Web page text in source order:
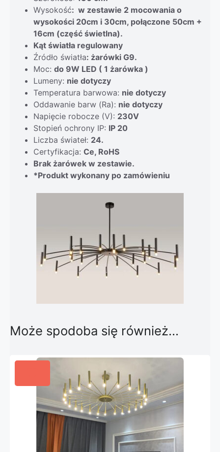
Wysokość: w zestawie 2 mocowania o
wysokości 20cm i 30cm, połączone 50cm +
16cm (część świetlna).
Kąt światła regulowany
Źródło światła: żarówki G9.
Moc: do 9W LED ( 1 żarówka )
Lumeny: nie dotyczy
Temperatura barwowa: nie dotyczy
Oddawanie barw (Ra): nie dotyczy
Napięcie robocze (V): 230V
Stopień ochrony IP: IP 20
Liczba świateł: 24.
Certyfikacja: Ce, RoHS
Brak żarówek w zestawie.
*Produkt wykonany po zamówieniu
Może spodoba się również…